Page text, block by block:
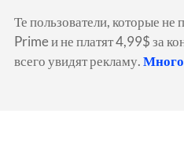
Те пользователи, которые
Prime и не платят 4,99$ за
всего увидят рекламу.